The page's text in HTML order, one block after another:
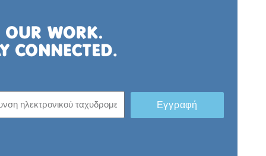
Εγγραφή